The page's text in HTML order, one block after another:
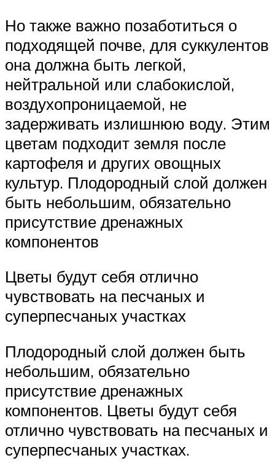
Но также важно позаботиться о
подходящей почве, для суккулентов
она должна быть легкой,
нейтральной или слабокислой,
воздухопроницаемой, не
задерживать излишнюю воду. Этим
цветам подходит земля после
картофеля и других овощных
культур. Плодородный слой должен
быть небольшим, обязательно
присутствие дренажных
компонентов
Цветы будут себя отлично
чувствовать на песчаных и
суперпесчаных участках
Плодородный слой должен быть
небольшим, обязательно
присутствие дренажных
компонентов. Цветы будут себя
отлично чувствовать на песчаных и
суперпесчаных участках.